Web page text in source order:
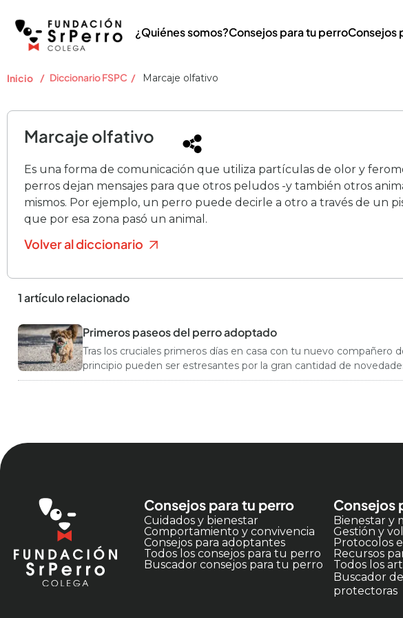
¿Quiénes somos?Consejos para tu perroConsejos
Inicio / Diccionario FSPC / Marcaje olfativo
Marcaje olfativo
Es una forma de comunicación que utiliza partículas de olor y
perros dejan mensajes para que otros peludos -y también otros
mismos. Por ejemplo, un perro puede decirle a otro a través de un
que por esa zona pasó un animal.
Volver al diccionario
1 artículo relacionado
Primeros paseos del perro adoptado
Tras los cruciales primeros días en casa con tu nuevo
principio pueden ser estresantes por la gran cantidad de
Consejos para tu perro
Cuidados y bienestar
Comportamiento y convivencia
Consejos para adoptantes
Todos los consejos para tu perro
Buscador consejos para tu perro
Consejos
Bienestar y
Gestión y
Protocolos
Recursos
Todos los
Buscador
protectoras